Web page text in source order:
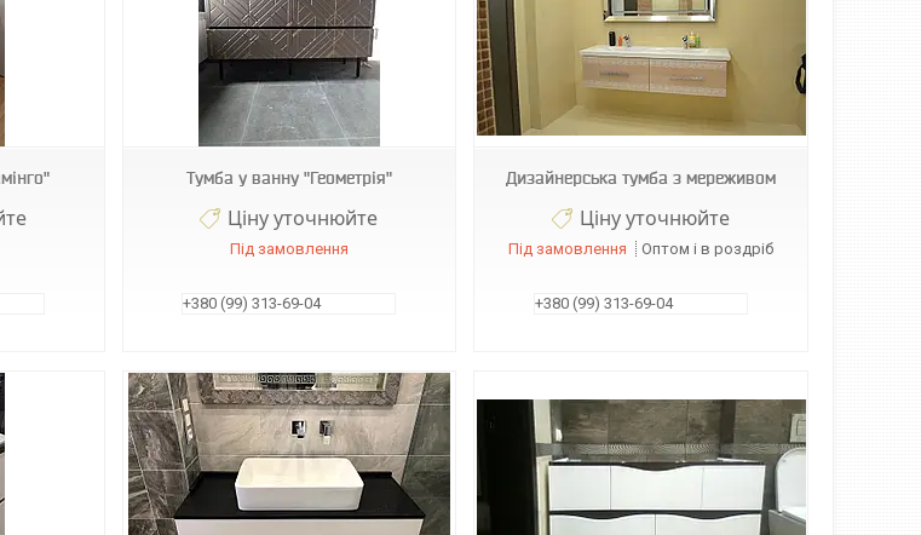
Тумба у ванну "Геометрія"
Ціну уточнюйте
Під замовлення
+380 (99) 313-69-04
Дизайнерська тумба з мереживом
Ціну уточнюйте
Під замовлення Оптом і в роздріб
+380 (99) 313-69-04